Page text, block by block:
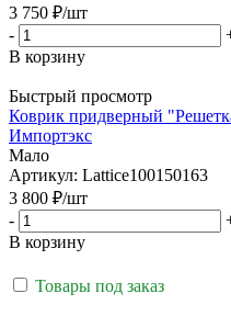
3 750 ₽/шт
-
В корзину
Быстрый просмотр
Коврик придверный
Импортэкс
Мало
Артикул: Lattice100150163
3 800 ₽/шт
-
В корзину
Товары под заказ